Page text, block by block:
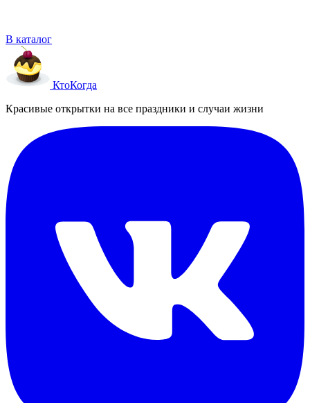
В каталог
КтоКогда
Красивые открытки на все праздники и случаи жизни